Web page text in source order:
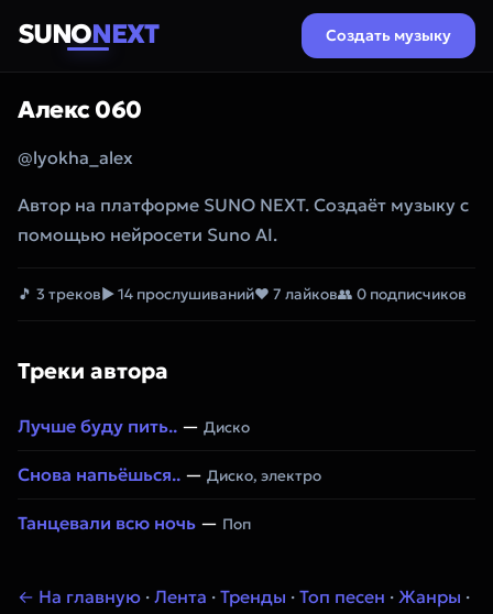
SUNONEXT Создать музыку
Алекс 060
@lyokha_alex
Автор на платформе SUNO NEXT. Создаёт музыку с
помощью нейросети Suno AI.
🎵 3 треков▶ 14 прослушиваний❤ 7 лайков👥 0 подписчиков
Треки автора
Лучше буду пить.. — Диско
Снова напьёшься.. — Диско, электро
Танцевали всю ночь — Поп
← На главную · Лента · Тренды · Топ песен · Жанры ·